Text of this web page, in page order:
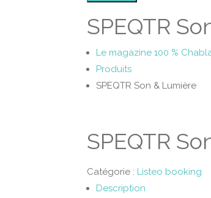
SPEQTR
Le magazine 100 %
Produits
SPEQTR Son & Lumière
SPEQTR
Catégorie : Listeo booking
Description